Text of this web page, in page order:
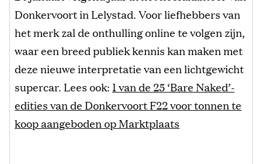
Donkervoort in Lelystad. Voor liefhebbers van
het merk zal de onthulling online te volgen zijn,
waar een breed publiek kennis kan maken met
deze nieuwe interpretatie van een lichtgewicht
supercar. Lees ook:1 van de 25 ‘Bare Naked’-
edities van de Donkervoort F22 voor tonnen te
koop aangeboden op Marktplaats